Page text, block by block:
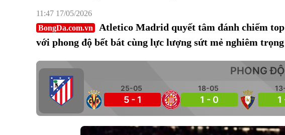
11:47 17/05/2026
BongDa.com.vn
Atletico Madrid quyết tâm đánh chiếm
với phong độ bết bát cùng lực lượng sứt mẻ nghiêm
PHONG ĐỘ
25-05
5 - 1
18-05
1 - 0 1